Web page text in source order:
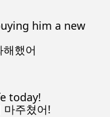
him a new
했어
today!
마주쳤어!